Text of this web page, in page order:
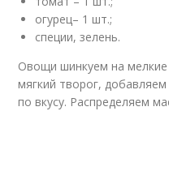
огурец– 1 шт.;
специи, зелень.
Овощи шинкуем на
мягкий творог,
по вкусу. Распределяем